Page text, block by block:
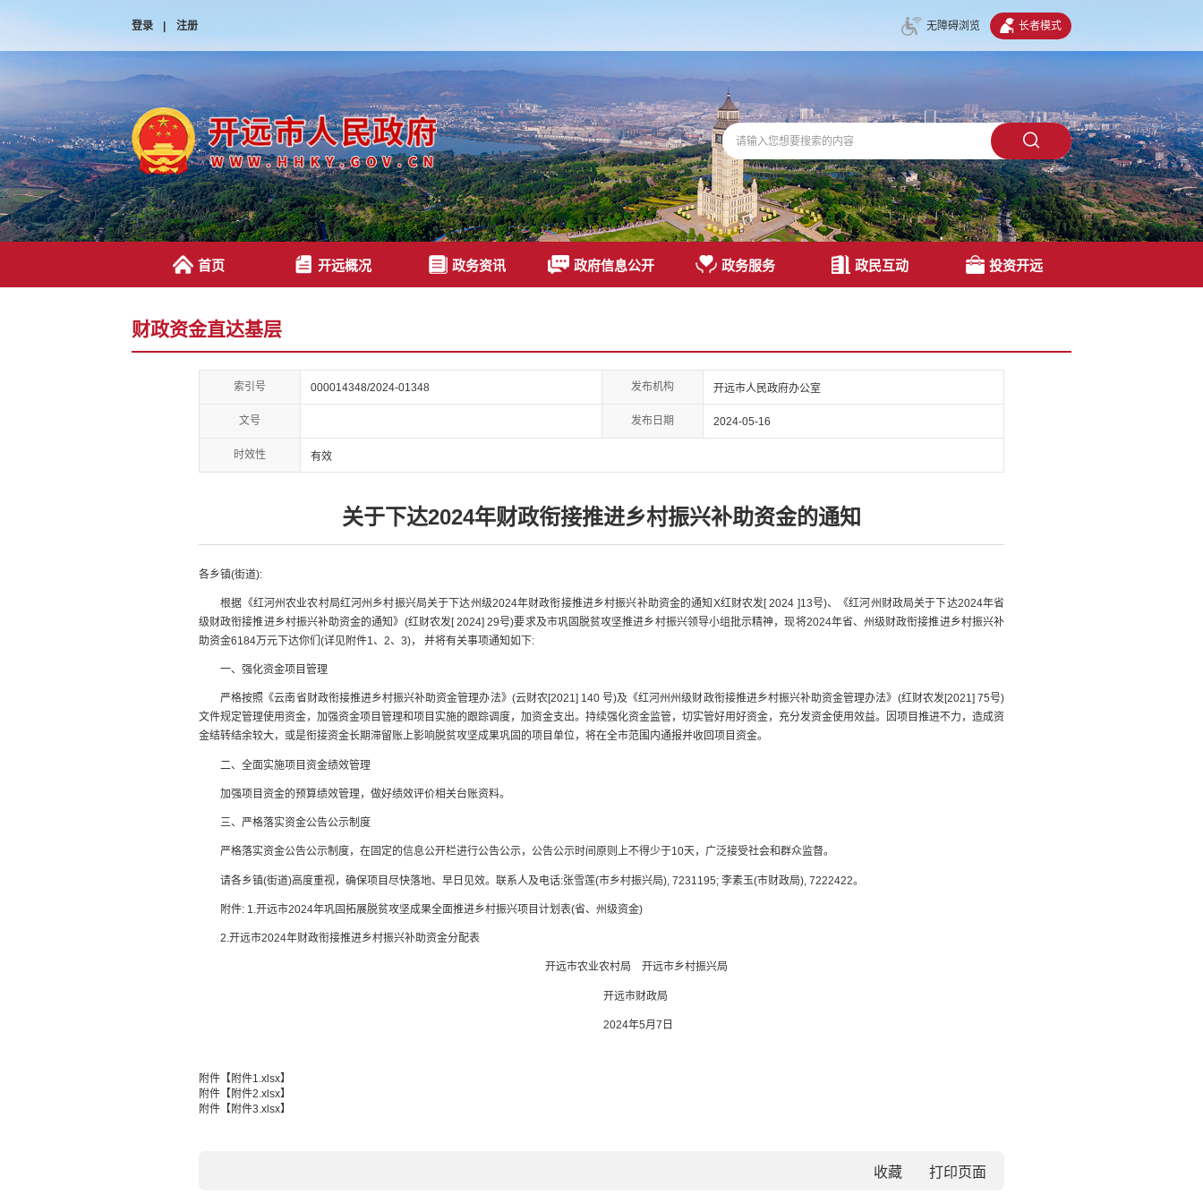
登录 | 注册 无障碍浏览 长者模式
首页 开远概况 政务资讯 政府信息公开 政务服务 政民互动 投资开远
财政资金直达基层
索引号 000014348/2024-01348 发布机构 开远市人民政府办公室
文号 发布日期 2024-05-16
时效性 有效
关于下达2024年财政衔接推进乡村振兴补助资金的通知
各乡镇(街道):
根据《红河州农业农村局红河州乡村振兴局关于下达州级2024年财政衔接推进乡村振兴补助资金的通知X红财农发[ 2024 ]13号)、《红河州财政局关于下达2024年省
级财政衔接推进乡村振兴补助资金的通知》(红财农发[ 2024] 29号)要求及市巩固脱贫攻坚推进乡村振兴领导小组批示精神，现将2024年省、州级财政衔接推进乡村振兴补
助资金6184万元下达你们(详见附件1、2、3)， 并将有关事项通知如下:
一、强化资金项目管理
严格按照《云南省财政衔接推进乡村振兴补助资金管理办法》(云财农[2021] 140 号)及《红河州州级财政衔接推进乡村振兴补助资金管理办法》(红财农发[2021] 75号)
文件规定管理使用资金，加强资金项目管理和项目实施的跟踪调度，加资金支出。持续强化资金监管，切实管好用好资金，充分发资金使用效益。因项目推进不力，造成资
金结转结余较大，或是衔接资金长期滞留账上影响脱贫攻坚成果巩固的项目单位，将在全市范围内通报并收回项目资金。
二、全面实施项目资金绩效管理
加强项目资金的预算绩效管理，做好绩效评价相关台账资料。
三、严格落实资金公告公示制度
严格落实资金公告公示制度，在固定的信息公开栏进行公告公示，公告公示时间原则上不得少于10天，广泛接受社会和群众监督。
请各乡镇(街道)高度重视，确保项目尽快落地、早日见效。联系人及电话:张雪莲(市乡村振兴局), 7231195; 李素玉(市财政局), 7222422。
附件: 1.开远市2024年巩固拓展脱贫攻坚成果全面推进乡村振兴项目计划表(省、州级资金)
2.开远市2024年财政衔接推进乡村振兴补助资金分配表
开远市农业农村局 开远市乡村振兴局
开远市财政局
2024年5月7日
附件【 附件1.xlsx】
附件【 附件2.xlsx】
附件【 附件3.xlsx】
收藏